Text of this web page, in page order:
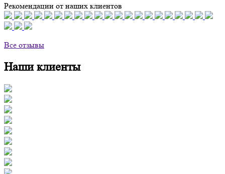
Рекомендации от наших клиентов
Все отзывы
Наши клиенты